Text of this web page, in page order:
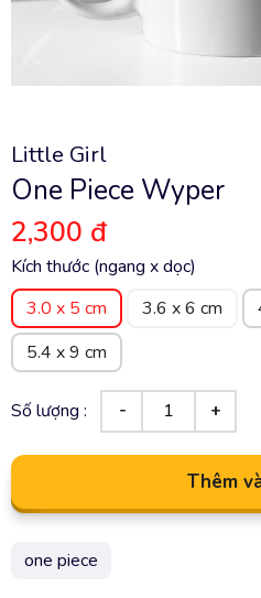
Little Girl
One Piece Wyper
2,300 đ
Kích thước (ngang x dọc)
3.0 x 5 cm
3.6 x 6 cm
5.4 x 9 cm
Số lượng :
Thêm
one piece